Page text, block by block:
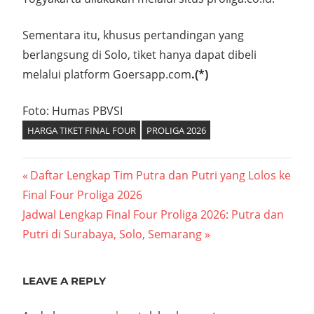
Sementara itu, khusus pertandingan yang
berlangsung di Solo, tiket hanya dapat dibeli
melalui platform Goersapp.com.(*)
Foto: Humas PBVSI
HARGA TIKET FINAL FOUR PROLIGA 2026
Navigasi
pos
Previous
Post:
Daftar Lengkap Tim Putra dan Putri yang Lolos ke
Final Four Proliga 2026
Next
Post:
Jadwal Lengkap Final Four Proliga 2026: Putra dan
Putri di Surabaya, Solo, Semarang
LEAVE A REPLY